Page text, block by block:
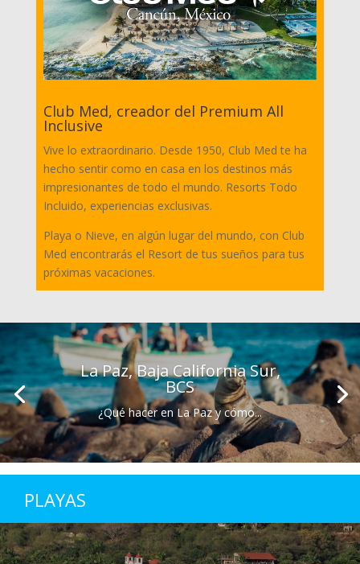
Club Med, creador del Premium All
Inclusive
Vive lo extraordinario. Desde 1950, Club Med te ha
hecho sentir como en casa en los destinos más
impresionantes de todo el mundo. Resorts Todo
Incluido, experiencias exclusivas.
Playa o Nieve, en algún lugar del mundo, con Club
Med encontrarás el Resort de tus sueños para tus
próximas vacaciones.
La Paz, Baja California Sur,
BCS
¿Qué hacer en La Paz y cómo...
PLAYAS